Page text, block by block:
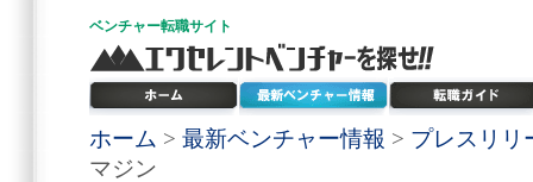
ベンチャー転職サイト
ホーム > 最新ベンチャー情報 > プレスリリ
マジン